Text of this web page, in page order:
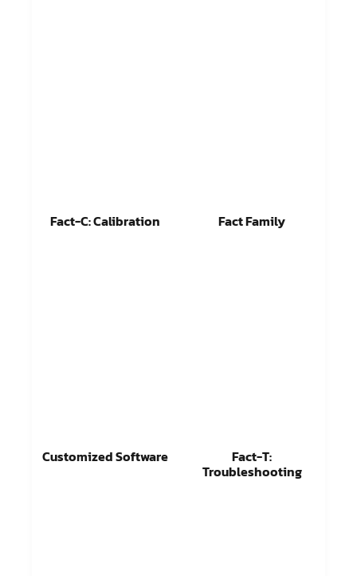
Fact-C: Calibration
Fact Family
Customized Software
Fact-T:
Troubleshooting